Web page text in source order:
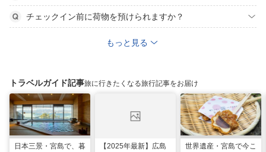
チェックイン前に荷物を預けられますか？
もっと見る
トラベルガイド記事旅に行きたくなる旅行記事をお届け
日本三景・宮島で、暮
【2025年最新】広島
世界遺産・宮島で今こ